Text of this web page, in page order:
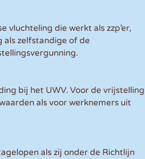
vluchteling die werkt als zzp’er,
als zelfstandige of de
bij het UWV. Voor de vrijstelling
als voor werknemers uit
als zij onder de Richtlijn